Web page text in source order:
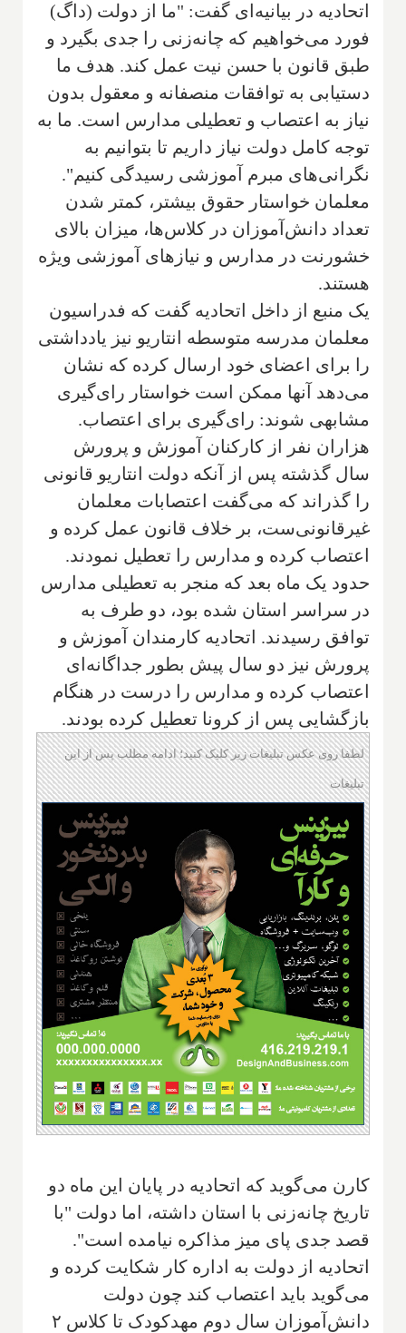
اتحادیه در بیانیه‌ای گفت: "ما از دولت (داگ)
فورد می‌خواهیم که چانه‌زنی را جدی بگیرد و
طبق قانون با حسن نیت عمل کند. هدف ما
دستیابی به توافقات منصفانه و معقول بدون
نیاز به اعتصاب و تعطیلی مدارس است. ما به
توجه کامل دولت نیاز داریم تا بتوانیم به
نگرانی‌های مبرم آموزشی رسیدگی کنیم".
معلمان خواستار حقوق بیشتر، کمتر شدن
تعداد دانش‌آموزان در کلاس‌ها، میزان بالای
خشورنت در مدارس و نیازهای آموزشی ویژه
هستند.
یک منبع از داخل اتحادیه گفت که فدراسیون
معلمان مدرسه متوسطه انتاریو نیز یادداشتی
را برای اعضای خود ارسال کرده که نشان
می‌دهد آنها ممکن است خواستار رای‌گیری
مشابهی شوند: رای‌گیری برای اعتصاب.
هزاران نفر از کارکنان آموزش و پرورش
سال گذشته پس از آنکه دولت انتاریو قانونی
را گذراند که می‌گفت اعتصابات معلمان
غیرقانونی‌ست، بر خلاف قانون عمل کرده و
اعتصاب کرده و مدارس را تعطیل نمودند.
حدود یک ماه بعد که منجر به تعطیلی مدارس
در سراسر استان شده بود، دو طرف به
توافق رسیدند. اتحادیه کارمندان آموزش و
پرورش نیز دو سال پیش بطور جداگانه‌ای
اعتصاب کرده و مدارس را درست در هنگام
بازگشایی پس از کرونا تعطیل کرده بودند.
لطفا روی عکس تبلیغات زیر کلیک کنید؛ ادامه مطلب پس از این
تبلیغات
کارن می‌گوید که اتحادیه در پایان این ماه دو
تاریخ چانه‌زنی با استان داشته، اما دولت "با
قصد جدی پای میز مذاکره نیامده است".
اتحادیه از دولت به اداره کار شکایت کرده و
می‌گوید باید اعتصاب کند چون دولت
دانش‌آموزان سال دوم مهدکودک تا کلاس ۲